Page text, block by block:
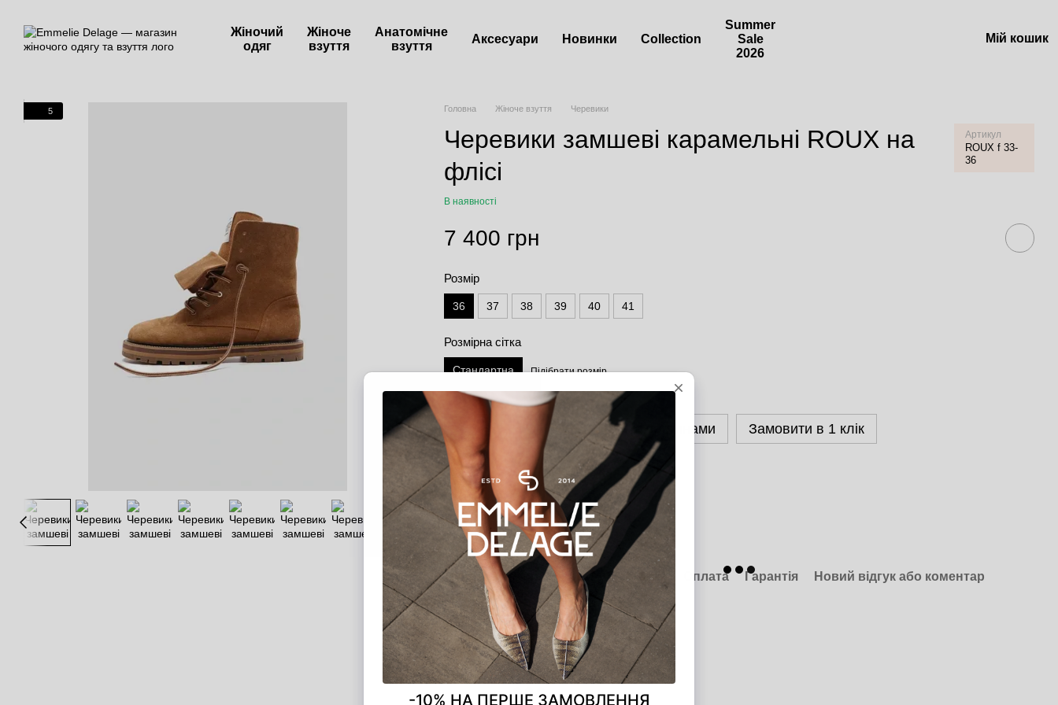
Жіночий
одяг
Жіноче
взуття
Анатомічне
взуття
Аксесуари Новинки Сollection
Summer
Sale
2026
Мій кошик
5 Головна Жіноче взуття Черевики
Черевики замшеві карамельні ROUX на
флісі
Артикул
ROUX f 33-
36
В наявності
7 400 грн
Розмір
36 37 38 39 40 41
Розмірна сітка
Стандартна Підібрати розмір
Додати в кошик Оплата частинами Замовити в 1 клік
MONO ЧАСТИНАМИ
5 платежів по 1 480.00 грн
Опис Характеристики Доставка Оплата Гарантія Новий відгук або коментар